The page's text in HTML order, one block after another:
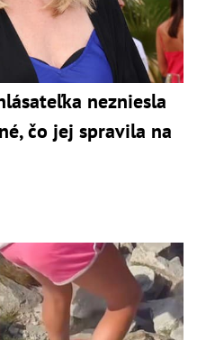
nezniesla
čo jej spravila na